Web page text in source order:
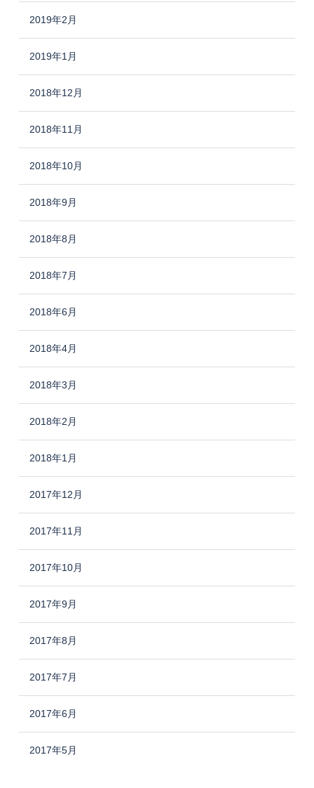
2019年2月
2019年1月
2018年12月
2018年11月
2018年10月
2018年9月
2018年8月
2018年7月
2018年6月
2018年4月
2018年3月
2018年2月
2018年1月
2017年12月
2017年11月
2017年10月
2017年9月
2017年8月
2017年7月
2017年6月
2017年5月